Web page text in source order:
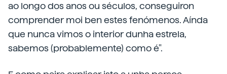
ao longo dos anos ou séculos, conseguiron
comprender moi ben estes fenómenos. Aínda
que nunca vimos o interior dunha estrela,
sabemos (probablemente) como é".